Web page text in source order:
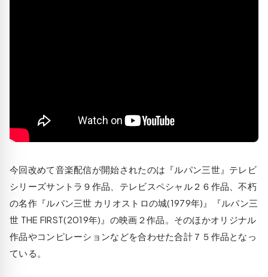
今回改めて音楽配信が開始されたのは『ルパン三世』テレビ
シリーズサントラ９作品、テレビスペシャル２６作品、不朽
の名作『ルパン三世 カリオストロの城(1979年)』『ルパン三
世 THE FIRST(2019年)』の映画２作品。そのほかオリジナル
作品やコンピレーションなどを合わせた合計７５作品となっ
ている。